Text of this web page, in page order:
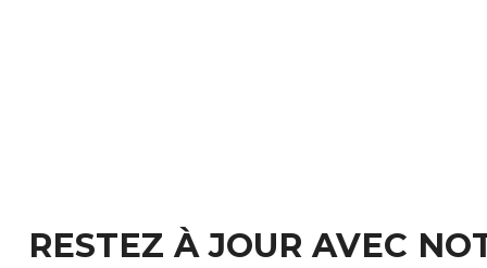
RESTEZ À JOUR AVEC